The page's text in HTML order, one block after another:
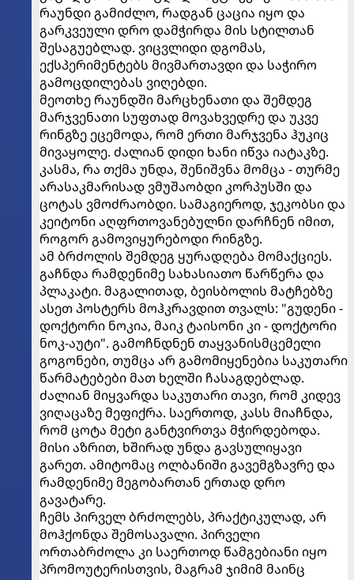
რაუნდი გამიძლო, რადგან ცაცია იყო და
გარკვეული დრო დამჭირდა მის სტილთან
შესაგუებლად. ვიცვლიდი დგომას,
ექსპერიმენტებს მივმართავდი და საჭირო
გამოცდილებას ვიღებდი.
მეოთხე რაუნდში მარცხენათი და შემდეგ
მარჯვენათი სუფთად მოვახვედრე და უკვე
რინგზე ეცემოდა, რომ ერთი მარჯვენა ჰუკიც
მივაყოლე. ძალიან დიდი ხანი იწვა იატაკზე.
კასმა, რა თქმა უნდა, შენიშვნა მომცა - თურმე
არასაკმარისად ვმუშაობდი კორპუსში და
ცოტას ვმოძრაობდი. სამაგიეროდ, ჯეკობსი და
კეიტონი აღფრთოვანებულნი დარჩნენ იმით,
როგორ გამოვიყურებოდი რინგზე.
ამ ბრძოლის შემდეგ ყურადღება მომაქციეს.
გაჩნდა რამდენიმე სახასიათო წარწერა და
პლაკატი. მაგალითად, ბეისბოლის მატჩებზე
ასეთ პოსტერს მოჰკრავდით თვალს: "გუდენი -
დოქტორი ნოკია, მაიკ ტაისონი კი - დოქტორი
ნოკ-აუტი". გამოჩნდნენ თაყვანისმცემელი
გოგონები, თუმცა არ გამომიყენებია საკუთარი
წარმატებები მათ ხელში ჩასაგდებლად.
ძალიან მიყვარდა საკუთარი თავი, რომ კიდევ
ვიღაცაზე მეფიქრა. საერთოდ, კასს მიაჩნდა,
რომ ცოტა მეტი განტვირთვა მჭირდებოდა.
მისი აზრით, ხშირად უნდა გავსულიყავი
გარეთ. ამიტომაც ოლბანიში გავემგზავრე და
რამდენიმე მეგობართან ერთად დრო
გავატარე.
ჩემს პირველ ბრძოლებს, პრაქტიკულად, არ
მოჰქონდა შემოსავალი. პირველი
ორთაბრძოლა კი საერთოდ წამგებიანი იყო
პრომოუტერისთვის, მაგრამ ჯიმიმ მაინც